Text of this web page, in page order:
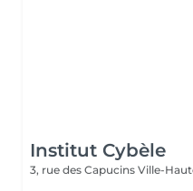
Institut Cybèle
3, rue des Capucins Ville-